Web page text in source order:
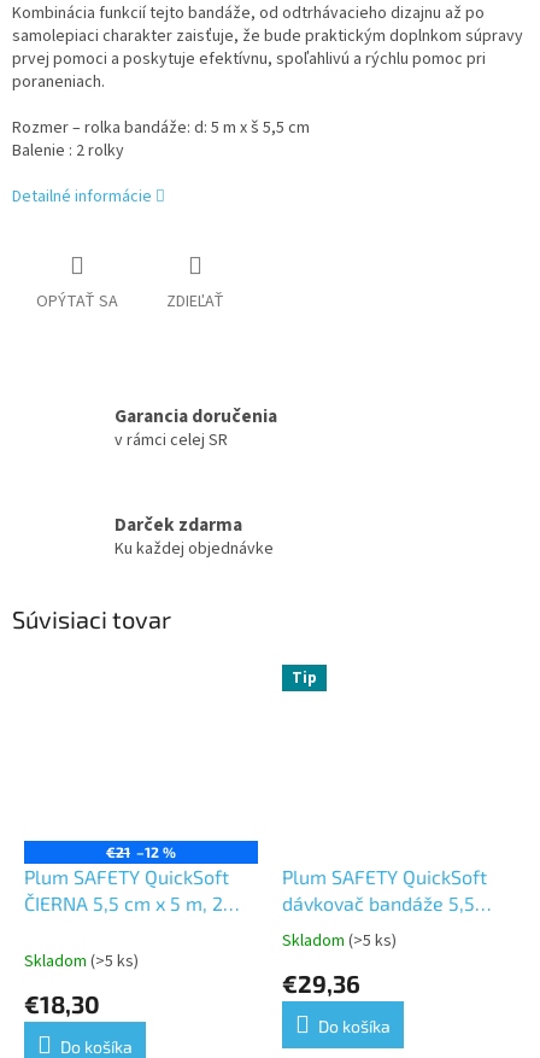
Kombinácia funkcií tejto bandáže, od odtrhávacieho dizajnu až po
samolepiaci charakter zaisťuje, že bude praktickým doplnkom súpravy
prvej pomoci a poskytuje efektívnu, spoľahlivú a rýchlu pomoc pri
poraneniach.
Rozmer – rolka bandáže: d: 5 m x š 5,5 cm
Balenie : 2 rolky
Detailné informácie
OPÝTAŤ SA ZDIEĽAŤ
Garancia doručenia
v rámci celej SR
Darček zdarma
Ku každej objednávke
Súvisiaci tovar
€21 –12 %
Plum SAFETY QuickSoft
ČIERNA 5,5 cm x 5 m, 2
Skladom (>5 ks)
€18,30
Do košíka
Tip
Plum SAFETY QuickSoft
dávkovač bandáže 5,5
cmx5 m – modrá
Priemerné
produktu
5,0
Skladom (>5 ks)
€29,36
Do košíka